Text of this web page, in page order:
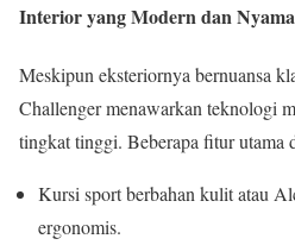
Interior yang Modern dan
Meskipun eksteriornya bernuansa
Challenger menawarkan teknologi
tingkat tinggi. Beberapa fitur utama
Kursi sport berbahan kulit atau
ergonomis.